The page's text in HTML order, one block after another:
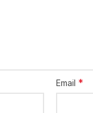
Email *